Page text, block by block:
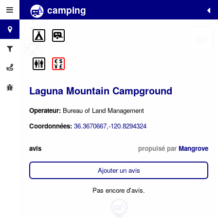
camping
Laguna Mountain Campground
Operateur: Bureau of Land Management
Coordonnées: 36.3670667,-120.8294324
avis propulsé par Mangrove
Ajouter un avis
Pas encore d'avis.
+
−